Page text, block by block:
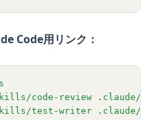
Code用リンク：
code-review
.claude/
test-writer .claude/